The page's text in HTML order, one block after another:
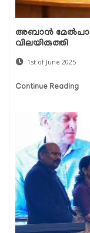
അബാൻ
വിലയിരുത്തി
1st of June 2025
Continue Reading